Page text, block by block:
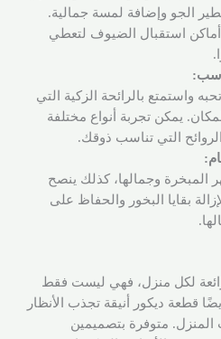
الجو وإضافة لمسة جمالية.
استقبال الضيوف لتعطي
واستمتع بالرائحة الزكية التي
يمكن تجربة أنواع مختلفة
التي تناسب ذوقك.
المبخرة وجمالها، كذلك ينصح
بقايا البخور والحفاظ على
لكل منزل، فهي ليست فقط
قطعة ديكور أنيقة تجذب الأنظار
متوفرة بتصميمين